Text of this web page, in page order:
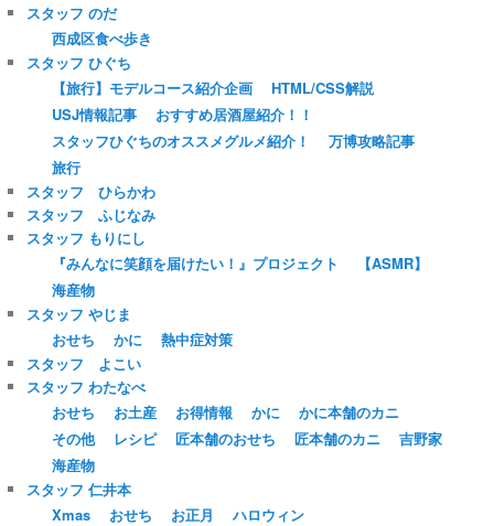
スタッフ のだ
西成区食べ歩き
スタッフ ひぐち
【旅行】モデルコース紹介企画
HTML/CSS解説
USJ情報記事
おすすめ居酒屋紹介！！
スタッフひぐちのオススメグルメ紹介！
万博攻略記事
旅行
スタッフ ひらかわ
スタッフ ふじなみ
スタッフ もりにし
『みんなに笑顔を届けたい！』プロジェクト
【ASMR】
海産物
スタッフ やじま
おせち
かに
熱中症対策
スタッフ よこい
スタッフ わたなべ
おせち
お土産 お得情報 かに
かに本舗のカニ
その他
レシピ 匠本舗のおせち 匠本舗のカニ
吉野家
海産物
スタッフ 仁井本
Xmas
おせち お正月
ハロウィン